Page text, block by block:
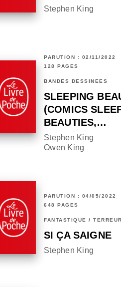
Stephen King
PARUTION : 02/11/2022
128 PAGES
BANDES DESSINÉES
SLEEPING
(COMICS
BEAUTIES,…
Stephen King
Owen King
PARUTION : 04/05/2022
648 PAGES
FANTASTIQUE /
SI ÇA SAIGNE
Stephen King